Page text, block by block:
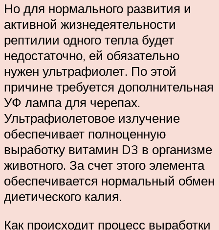
Но для нормального развития и
активной жизнедеятельности
рептилии одного тепла будет
недостаточно, ей обязательно
нужен ультрафиолет. По этой
причине требуется дополнительная
УФ лампа для черепах.
Ультрафиолетовое излучение
обеспечивает полноценную
выработку витамин D3 в организме
животного. За счет этого элемента
обеспечивается нормальный обмен
диетического калия.
Как происходит процесс выработки